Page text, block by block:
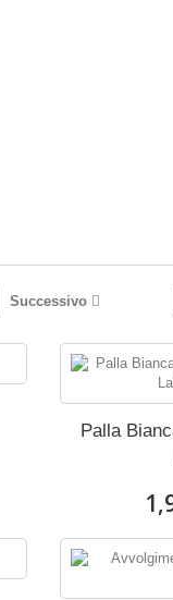
Successivo
Palla